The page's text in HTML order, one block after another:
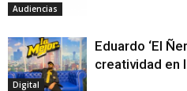
Audiencias
Digital
Eduardo ‘El
creatividad en